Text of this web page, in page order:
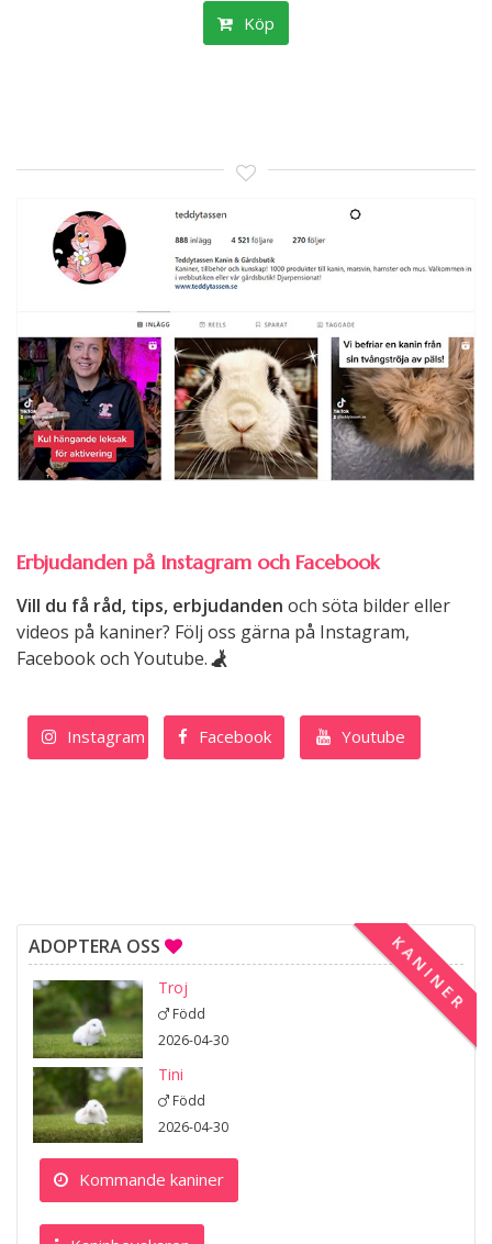
Köp
Erbjudanden på Instagram och Facebook
Vill du få råd, tips, erbjudanden och söta bilder eller
videos på kaniner? Följ oss gärna på Instagram,
Facebook och Youtube.
Instagram Facebook Youtube
KANINER
ADOPTERA OSS
Troj
Född
2026-04-30
Tini
Född
2026-04-30
Kommande kaniner